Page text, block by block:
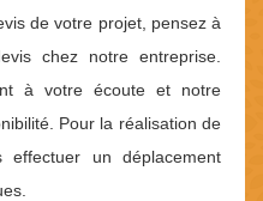
de votre projet, pensez à
chez notre entreprise.
à votre écoute et notre
Pour la réalisation de
effectuer un déplacement